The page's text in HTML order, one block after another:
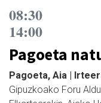
08:30
14:00
Pagoeta
Pagoeta, Aia |
Gipuzkoako Foru